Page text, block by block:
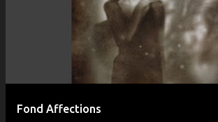
Fond Affections